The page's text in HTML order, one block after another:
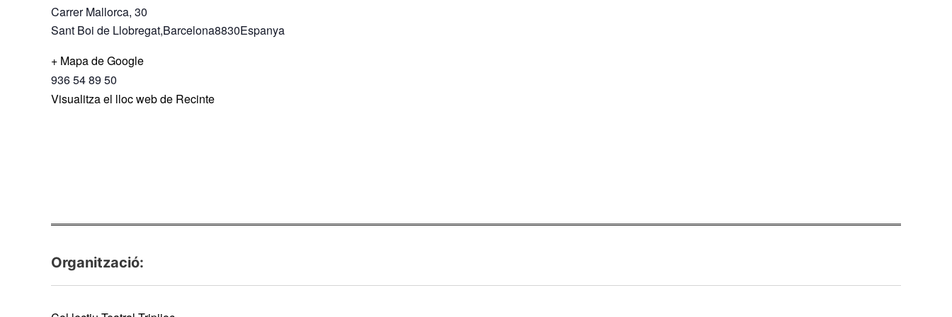
Carrer Mallorca, 30
Sant Boi de Llobregat,Barcelona8830Espanya
+ Mapa de Google
936 54 89 50
Visualitza el lloc web de Recinte
Organització: